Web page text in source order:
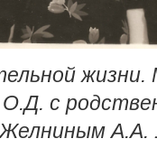
с
А.А.